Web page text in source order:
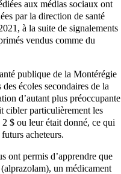
aux médias sociaux ont
par la direction de santé
à la suite de signalements
vendus comme du
publique de la Montérégie
écoles secondaires de la
d’autant plus préoccupante
cibler particulièrement les
$ ou leur était donné, ce qui
acheteurs.
ont permis d’apprendre que
un médicament